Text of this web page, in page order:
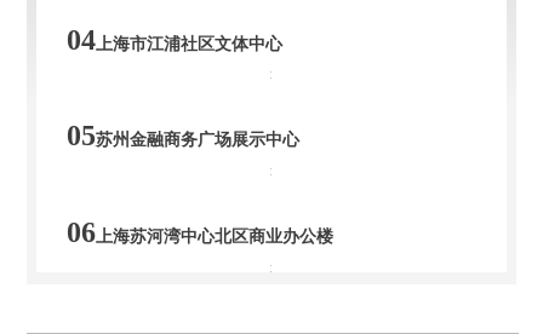
04 上海市江浦社区文体中心
05苏州金融商务广场展示中心
06 上海苏河湾中心北区商业办公楼